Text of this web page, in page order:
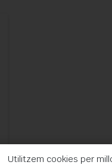
Utilitzem cookies per